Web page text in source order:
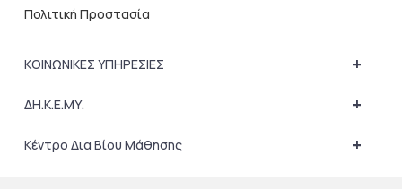
Πολιτική Προστασία
+
ΚΟΙΝΩΝΙΚΕΣ ΥΠΗΡΕΣΙΕΣ
+
ΔΗ.Κ.Ε.ΜΥ.
+
Κέντρο Δια Βίου Μάθησης